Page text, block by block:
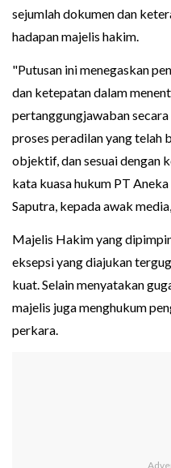
sejumlah dokumen dan
hadapan majelis hakim.
"Putusan ini menegaskan
dan ketepatan dalam
pertanggungjawaban
proses peradilan yang telah
objektif, dan sesuai dengan
kata kuasa hukum PT
Saputra, kepada awak
Majelis Hakim yang
eksepsi yang diajukan
kuat. Selain menyatakan
majelis juga menghukum
perkara.